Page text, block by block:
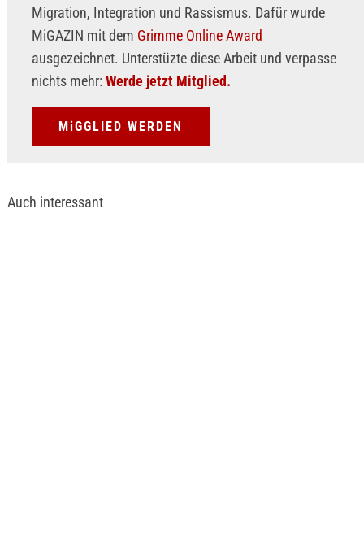
Migration, Integration und Rassismus. Dafür wurde
MiGAZIN mit dem Grimme Online Award
ausgezeichnet. Unterstüzte diese Arbeit und verpasse
nichts mehr: Werde jetzt Mitglied.
MiGGLIED WERDEN
Auch interessant